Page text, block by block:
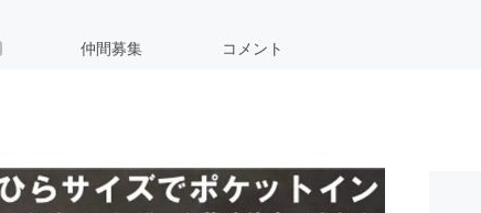
仲間募集 コメント